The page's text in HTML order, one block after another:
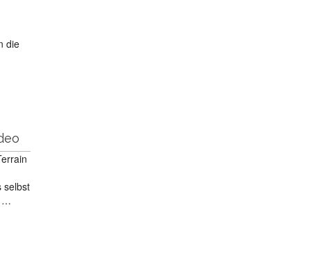
die
selbst
…